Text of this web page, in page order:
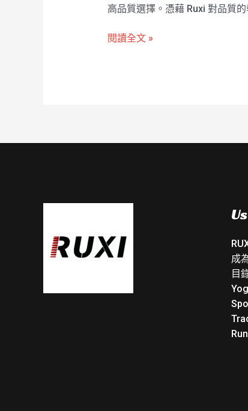
高品質選擇。憑藉 Ruxi 對品質
閱讀全文 »
成
目